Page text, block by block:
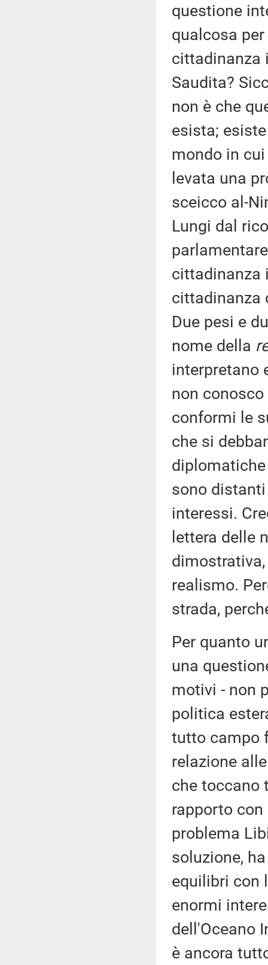
questione
qualcosa
cittadinanza
Saudita?
non è che
esista;
mondo in
levata una
sceicco al-
Lungi dal
cittadinanza
cittadinanza
Due pesi e
nome della
interpretano
non
conformi le
che si
sono
interessi.
lettera delle
realismo.
strada,
Per quanto
una
motivi - non
politica
tutto campo
relazione
che
rapporto
problema
soluzione,
equilibri con
enormi
dell'Oceano
è ancora